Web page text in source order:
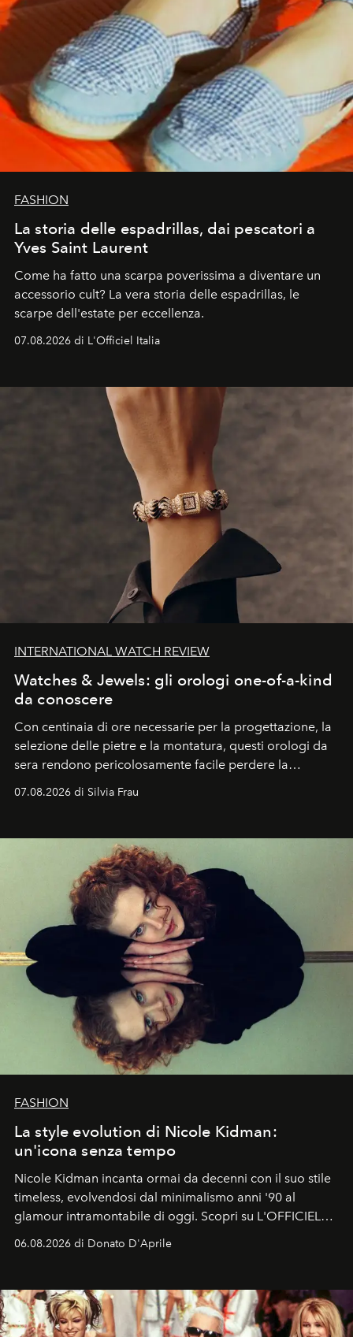
FASHION
La storia delle espadrillas, dai pescatori a
Yves Saint Laurent
Come ha fatto una scarpa poverissima a diventare un
accessorio cult? La vera storia delle espadrillas, le
scarpe dell'estate per eccellenza.
07.08.2026 di L'Officiel Italia
INTERNATIONAL WATCH REVIEW
Watches & Jewels: gli orologi one-of-a-kind
da conoscere
Con centinaia di ore necessarie per la progettazione, la
selezione delle pietre e la montatura, questi orologi da
sera rendono pericolosamente facile perdere la
cognizione del tempo. Ma con quadranti così
07.08.2026 di Silvia Frau
FASHION
La style evolution di Nicole Kidman:
un'icona senza tempo
Nicole Kidman incanta ormai da decenni con il suo stile
timeless, evolvendosi dal minimalismo anni '90 al
glamour intramontabile di oggi. Scopri su L'OFFICIEL
Italia la sua style evolution.
06.08.2026 di Donato D'Aprile